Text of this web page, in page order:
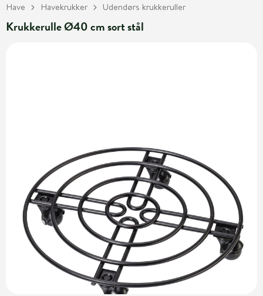
Have Havekrukker Udendørs krukkeruller
Krukkerulle Ø40 cm sort stål